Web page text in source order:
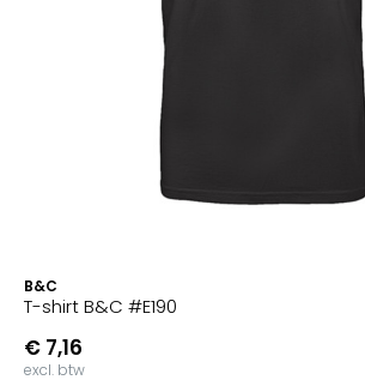
B&C
T-shirt B&C #E190
€ 7,16
excl. btw